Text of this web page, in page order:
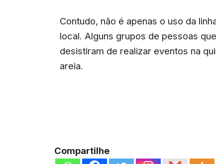
Contudo, não é apenas o uso da
local. Alguns grupos de pessoas
desistiram de realizar eventos na
areia.
Compartilhe